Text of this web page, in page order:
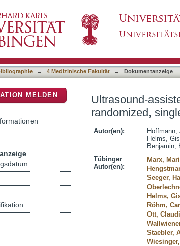
001)
→ 4 Medizinische Fakultät → Dokumentanzeige
Ultrasound-
randomized,
Autor(en): Hoffmann,
Helms,
Benjamin;
Tübinger
Autor(en):
Marx,
Seeger,
Helms,
Röhm,
Ott,
Staebler,
MELDEN